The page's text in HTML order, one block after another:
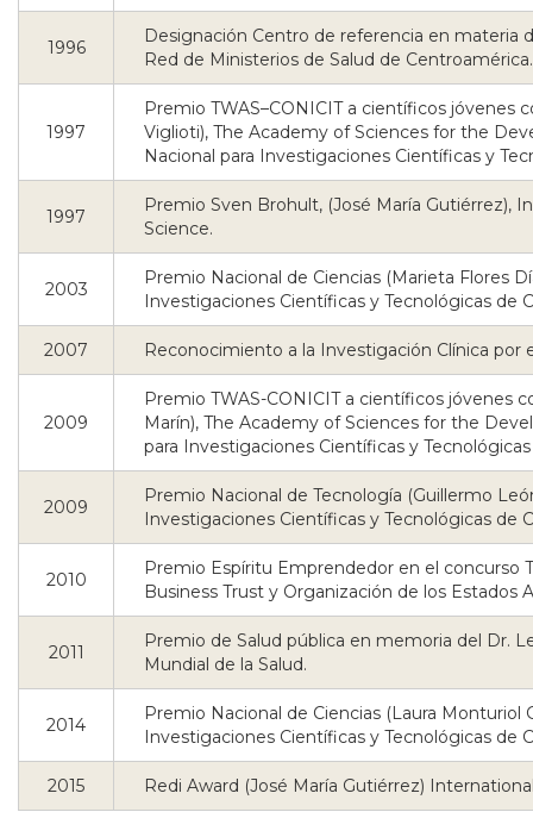
1996
Designación Centro de referencia en materia
Red de Ministerios de Salud de Centroamérica.
1997
Premio TWAS–CONICIT a científicos jóvenes
Viglioti), The Academy of Sciences for the
Nacional para Investigaciones Científicas y
1997
Premio Sven Brohult, (José María Gutiérrez),
Science.
2003
Premio Nacional de Ciencias (Marieta Flores
Investigaciones Científicas y Tecnológicas de
2007 Reconocimiento a la Investigación Clínica
2009
Premio TWAS-CONICIT a científicos jóvenes
Marín), The Academy of Sciences for the
para Investigaciones Científicas y
2009
Premio Nacional de Tecnología (Guillermo
Investigaciones Científicas y Tecnológicas de
2010
Premio Espíritu Emprendedor en el concurso
Business Trust y Organización de los Estados
2011
Premio de Salud pública en memoria del Dr.
Mundial de la Salud.
2014
Premio Nacional de Ciencias (Laura Monturiol
Investigaciones Científicas y Tecnológicas de
2015 Redi Award (José María Gutiérrez)